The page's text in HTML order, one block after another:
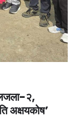
२,
अक्षयकोष’